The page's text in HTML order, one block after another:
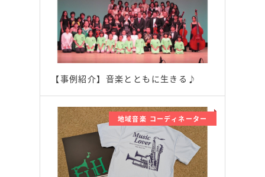
【事例紹介】音楽とともに生きる♪
地域音楽 コーディネーター